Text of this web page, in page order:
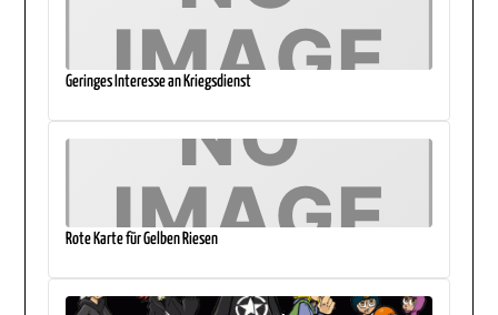
Geringes Interesse an Kriegsdienst
Rote Karte für Gelben Riesen